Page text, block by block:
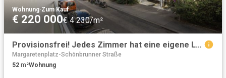
Wohnung·Zum Kauf
€ 220 000€ 4 230/m²
Provisionsfrei! Jedes Zimmer hat eine eigene Loggia! Für Eigennutzer gedacht!
Margaretenplatz-Schönbrunner Straße
52 m²Wohnung